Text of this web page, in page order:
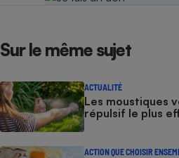
Sur le même sujet
ACTUALITÉ
Les moustiques
répulsif le plus
ACTION QUE CHOISIR